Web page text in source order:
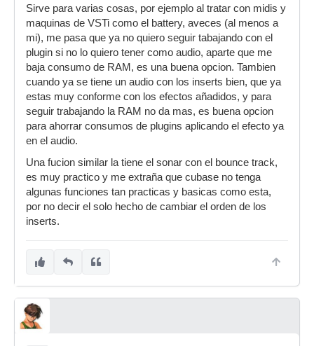
por ese no le veia trellat ni forellat
Sirve para varias cosas, por ejemplo al tratar con midis y
maquinas de VSTi como el battery, aveces (al menos a
mi), me pasa que ya no quiero seguir tabajando con el
plugin si no lo quiero tener como audio, aparte que me
baja consumo de RAM, es una buena opcion. Tambien
cuando ya se tiene un audio con los inserts bien, que ya
estas muy conforme con los efectos añadidos, y para
seguir trabajando la RAM no da mas, es buena opcion
para ahorrar consumos de plugins aplicando el efecto ya
en el audio.
Una fucion similar la tiene el sonar con el bounce track,
es muy practico y me extraña que cubase no tenga
algunas funciones tan practicas y basicas como esta,
por no decir el solo hecho de cambiar el orden de los
inserts.